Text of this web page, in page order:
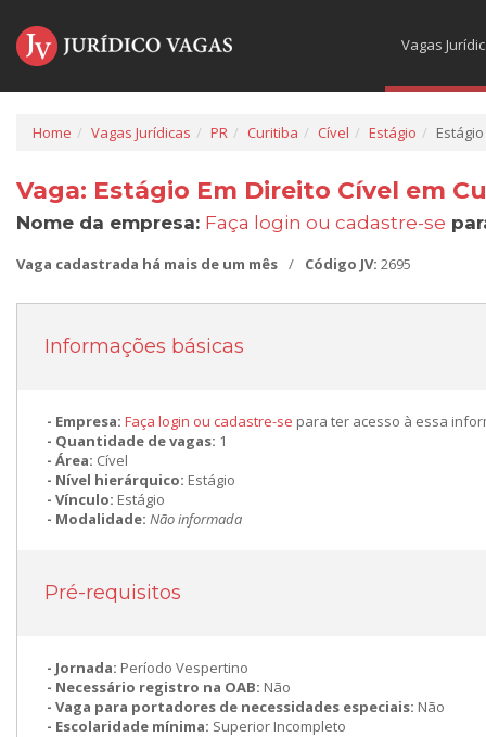
Vagas
Home Vagas Jurídicas PR Curitiba Cível Estágio
Vaga: Estágio Em Direito Cível em
Nome da empresa: Faça login ou cadastre-se
Vaga cadastrada há mais de um mês / Código JV: 2695
Informações básicas
Empresa: Faça login ou cadastre-se para ter acesso à essa
Quantidade de vagas: 1
Área: Cível
Nível hierárquico: Estágio
Vínculo: Estágio
Modalidade: Não informada
Pré-requisitos
Jornada: Período Vespertino
Necessário registro na OAB: Não
Vaga para portadores de necessidades especiais: Não
Escolaridade mínima: Superior Incompleto